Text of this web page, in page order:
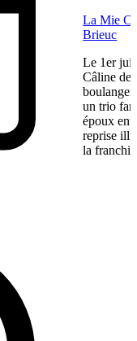
La Mie
Brieuc
Le 1er
Câline de
un trio
époux
reprise
la